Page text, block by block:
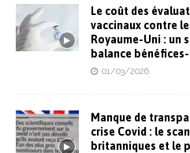
Le coût des
vaccinaux contre
Royaume-Uni : un
balance
01/03/2026
Manque de
crise Covid : le
britanniques et le